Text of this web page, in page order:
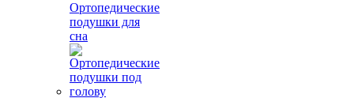
Ортопедические
подушки для
сна